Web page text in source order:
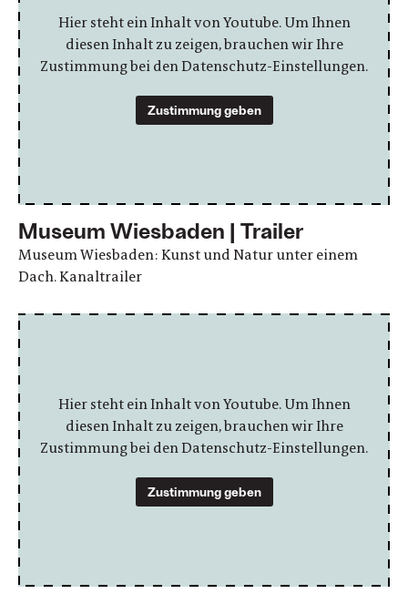
Hier steht ein Inhalt von Youtube. Um Ihnen
diesen Inhalt zu zeigen, brauchen wir Ihre
Zustimmung bei den Datenschutz-Einstellungen.
Zustimmung geben
Museum Wiesbaden | Trailer
Museum Wiesbaden: Kunst und Natur unter einem
Dach. Kanaltrailer
Hier steht ein Inhalt von Youtube. Um Ihnen
diesen Inhalt zu zeigen, brauchen wir Ihre
Zustimmung bei den Datenschutz-Einstellungen.
Zustimmung geben